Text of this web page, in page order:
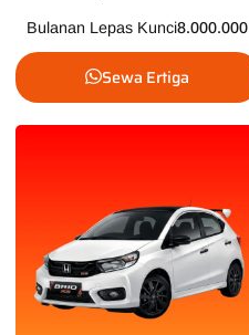
Bulanan Lepas Kunci8.000.000
Sewa Ertiga